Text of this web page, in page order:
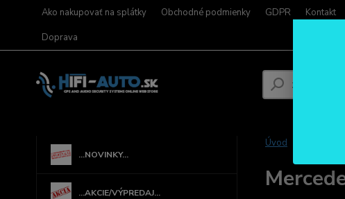
Ako nakupovať na splátky Obchodné podmienky GDPR Kontakt
Doprava
...NOVINKY...
...AKCIE/VÝPREDAJ...
Úvod